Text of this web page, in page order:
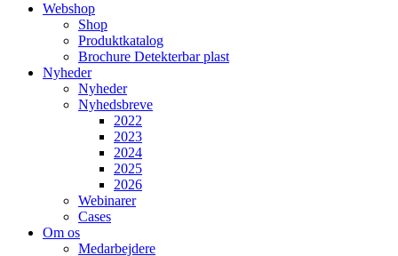
Webshop
Shop
Produktkatalog
Brochure Detekterbar plast
Nyheder
Nyheder
Nyhedsbreve
2022
2023
2024
2025
2026
Webinarer
Cases
Om os
Medarbejdere